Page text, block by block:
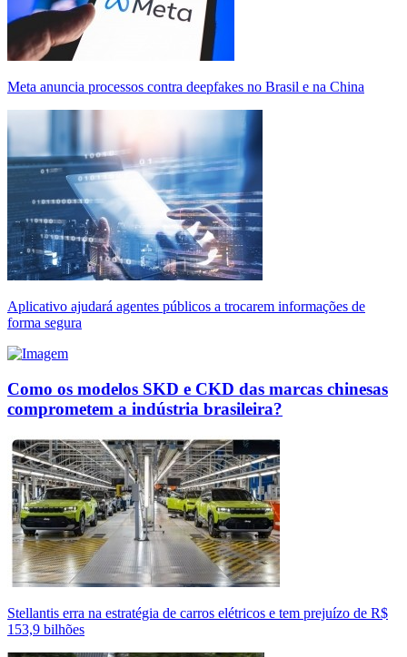
Meta anuncia processos contra deepfakes no Brasil e na China
Aplicativo ajudará agentes públicos a trocarem informações de
forma segura
Como os modelos SKD e CKD das marcas chinesas
comprometem a indústria brasileira?
Stellantis erra na estratégia de carros elétricos e tem prejuízo de R$
153,9 bilhões